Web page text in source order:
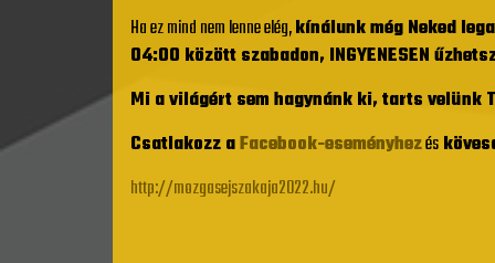
Ha ez mind nem lenne elég,kínálunk még Neked
04:00 között szabadon, INGYENESEN
Mi a világért sem hagynánk ki, tarts velünk
Csatlakozz aFacebook-eseményhezés
http://mozgasejszakaja2022.hu/